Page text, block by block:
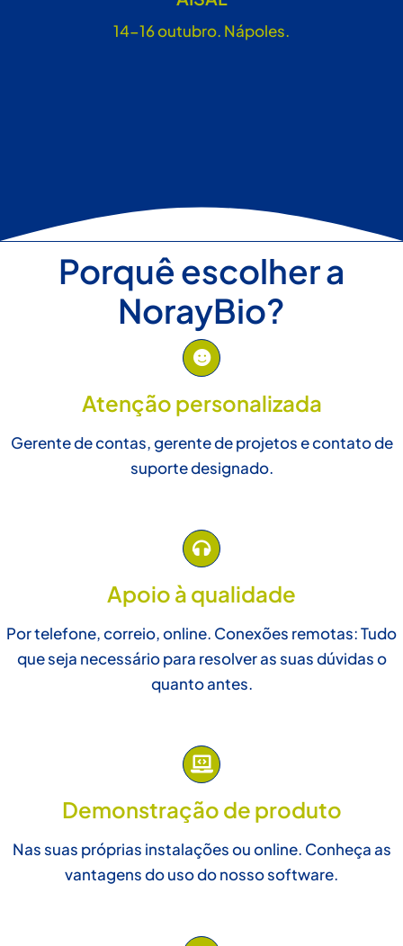
14-16 outubro. Nápoles.
Porquê escolher a
NorayBio?
Atenção personalizada
Gerente de contas, gerente de projetos e contato de
suporte designado.
Apoio à qualidade
Por telefone, correio, online. Conexões remotas: Tudo
que seja necessário para resolver as suas dúvidas o
quanto antes.
Demonstração de produto
Nas suas próprias instalações ou online. Conheça as
vantagens do uso do nosso software.